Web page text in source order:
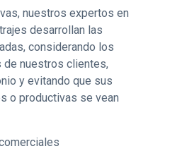
nuestros expertos en
desarrollan las
considerando los
nuestros clientes,
y evitando que sus
o productivas se vean